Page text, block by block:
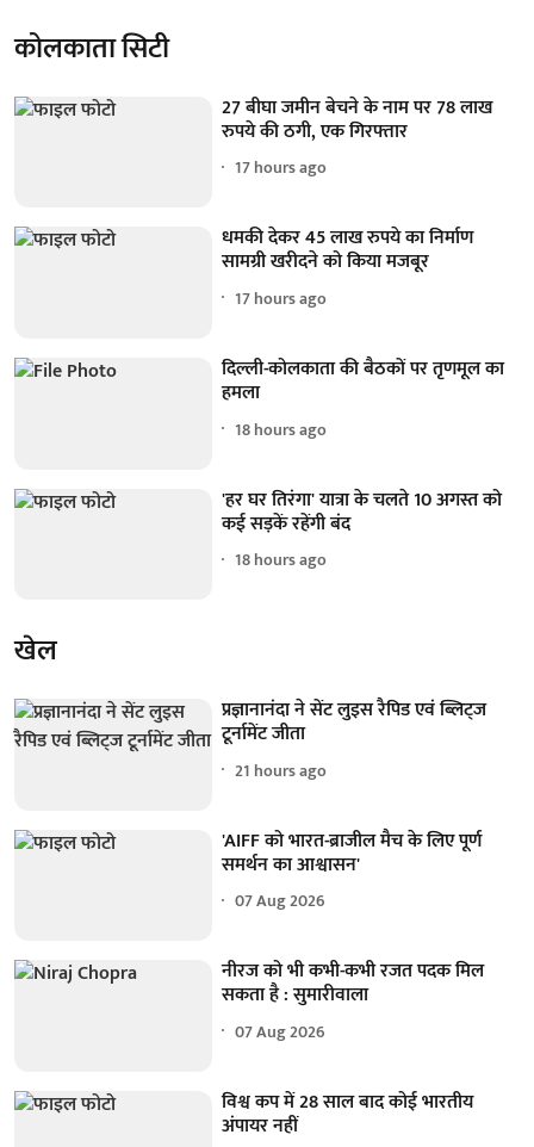
कोलकाता सिटी
27 बीघा जमीन बेचने के नाम पर 78 लाख
रुपये की ठगी, एक गिरफ्तार
17 hours ago
धमकी देकर 45 लाख रुपये का निर्माण
सामग्री खरीदने को किया मजबूर
17 hours ago
दिल्ली-कोलकाता की बैठकों पर तृणमूल का
हमला
18 hours ago
'हर घर तिरंगा' यात्रा के चलते 10 अगस्त को
कई सड़कें रहेंगी बंद
18 hours ago
खेल
प्रज्ञानानंदा ने सेंट लुइस रैपिड एवं ब्लिट्ज
टूर्नामेंट जीता
21 hours ago
'AIFF को भारत-ब्राजील मैच के लिए पूर्ण
समर्थन का आश्वासन'
07 Aug 2026
नीरज को भी कभी-कभी रजत पदक मिल
सकता है : सुमारीवाला
07 Aug 2026
विश्व कप में 28 साल बाद कोई भारतीय
अंपायर नहीं